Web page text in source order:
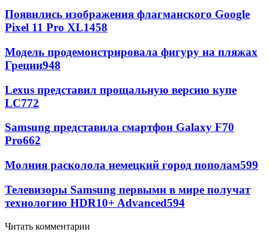
Появились изображения флагманского Google
Pixel 11 Pro XL1458
Модель продемонстрировала фигуру на пляжах
Греции948
Lexus представил прощальную версию купе
LC772
Samsung представила смартфон Galaxy F70
Pro662
Молния расколола немецкий город пополам599
Телевизоры Samsung первыми в мире получат
технологию HDR10+ Advanced594
Читать комментарии